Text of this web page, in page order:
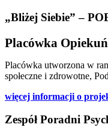
„Bliżej Siebie” –
Placówka
Placówka utworzona w
społeczne i zdrowotne,
więcej informacji o
Zespół Poradni